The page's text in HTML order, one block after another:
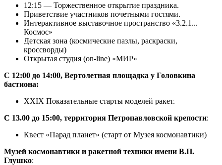
12:15 — Торжественное открытие праздника.
Приветствие участников почетными гостями.
Интерактивное выставочное пространство «3.2.1...
Космос»
Детская зона (космические пазлы, раскраски,
кроссворды)
Открытая студия (on-line) «МИР»
С 12:00 до 14:00, Вертолетная площадка у Головкина
бастиона:
XXIХ Показательные старты моделей ракет.
С 13.00 до 15:00, территория Петропавловской крепости:
Квест «Парад планет» (старт от Музея космонавтики)
Музей космонавтики и ракетной техники имени В.П.
Глушко: